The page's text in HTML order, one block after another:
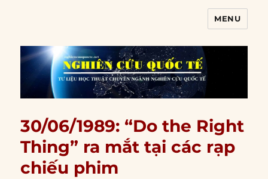
MENU
30/06/1989: “Do the Right
Thing” ra mắt tại các rạp
chiếu phim